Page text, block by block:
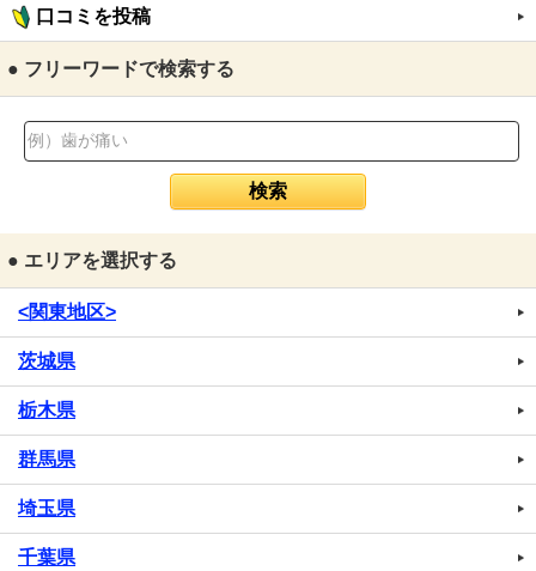
口コミを投稿
● フリーワードで検索する
● エリアを選択する
<関東地区>
茨城県
栃木県
群馬県
埼玉県
千葉県